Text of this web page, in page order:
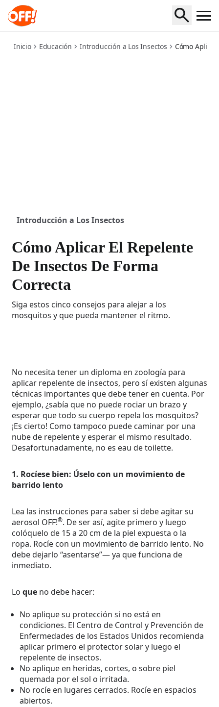
how-to-correctly-apply-insect-repellent
Inicio Educación Introducción a Los Insectos Cómo
Introducción a Los Insectos
Cómo Aplicar El Repelente
De Insectos De Forma
Correcta
Siga estos cinco consejos para alejar a los
mosquitos y que pueda mantener el ritmo.
No necesita tener un diploma en zoología para
aplicar repelente de insectos, pero sí existen algunas
técnicas importantes que debe tener en cuenta. Por
ejemplo, ¿sabía que no puede rociar un brazo y
esperar que todo su cuerpo repela los mosquitos?
¡Es cierto! Como tampoco puede caminar por una
nube de repelente y esperar el mismo resultado.
Desafortunadamente, no es eau de toilette.
1. Rocíese bien: Úselo con un movimiento de
barrido lento
Lea las instrucciones para saber si debe agitar su
aerosol OFF!®. De ser así, agite primero y luego
colóquelo de 15 a 20 cm de la piel expuesta o la
ropa. Rocíe con un movimiento de barrido lento. No
debe dejarlo “asentarse”— ya que funciona de
inmediato.
Lo que no debe hacer:
No aplique su protección si no está en
condiciones. El Centro de Control y Prevención de
Enfermedades de los Estados Unidos recomienda
aplicar primero el protector solar y luego el
repelente de insectos.
No aplique en heridas, cortes, o sobre piel
quemada por el sol o irritada.
No rocíe en lugares cerrados. Rocíe en espacios
abiertos.